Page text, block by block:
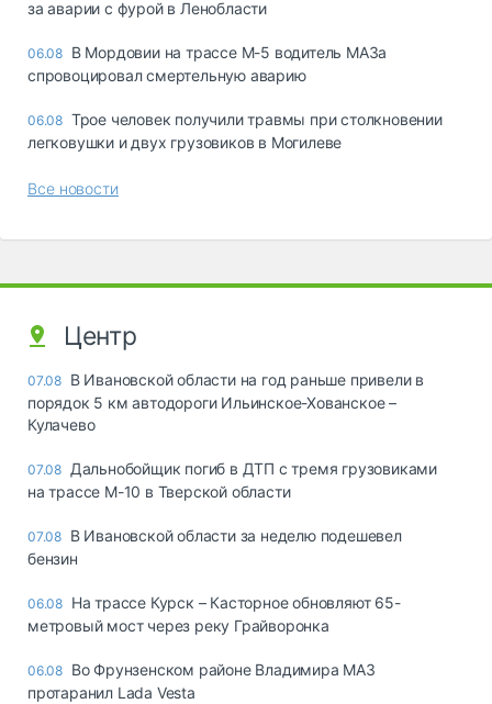
за аварии с фурой в Ленобласти
06.08 В Мордовии на трассе М-5 водитель МАЗа
спровоцировал смертельную аварию
06.08 Трое человек получили травмы при столкновении
легковушки и двух грузовиков в Могилеве
Все новости
Центр
07.08 В Ивановской области на год раньше привели в
порядок 5 км автодороги Ильинское-Хованское –
Кулачево
07.08 Дальнобойщик погиб в ДТП с тремя грузовиками
на трассе М-10 в Тверской области
07.08 В Ивановской области за неделю подешевел
бензин
06.08 На трассе Курск – Касторное обновляют 65-
метровый мост через реку Грайворонка
06.08 Во Фрунзенском районе Владимира МАЗ
протаранил Lada Vesta